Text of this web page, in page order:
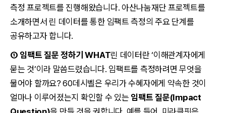
측정 프로젝트를 진행해왔습니다. 아산나눔재단 프로젝트를
소개하면서 린 데이터를 통한 임팩트 측정의 주요 단계를
공유하고자 합니다.
① 임팩트 질문 정하기 WHAT린 데이터란 ‘이해관계자에게
묻는 것’이라 말씀드렸습니다. 임팩트를 측정하려면 무엇을
물어야 할까요? 60데시벨은 우리가 수혜자에게 약속한 것이
얼마나 이루어졌는지 확인할 수 있는 임팩트 질문(Impact